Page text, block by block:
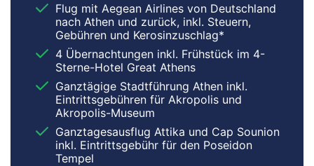
Flug mit Aegean Airlines von Deutschland
nach Athen und zurück, inkl. Steuern,
Gebühren und Kerosinzuschlag*
4 Übernachtungen inkl. Frühstück im 4-
Sterne-Hotel Great Athens
Ganztägige Stadtführung Athen inkl.
Eintrittsgebühren für Akropolis und
Akropolis-Museum
Ganztagesausflug Attika und Cap Sounion
inkl. Eintrittsgebühr für den Poseidon
Tempel